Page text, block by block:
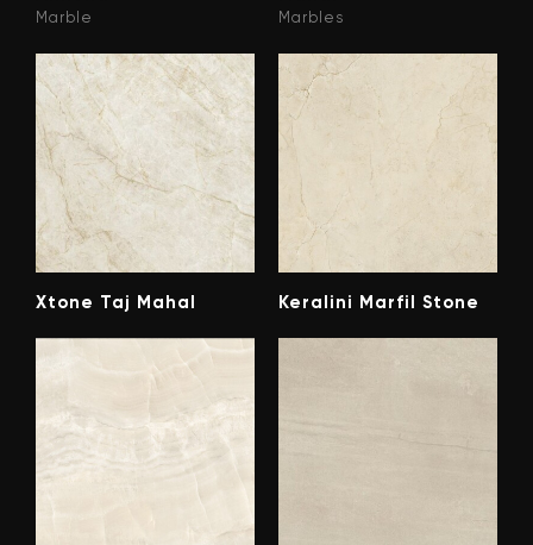
Marble Marbles
Xtone Taj Mahal Keralini Marfil Stone